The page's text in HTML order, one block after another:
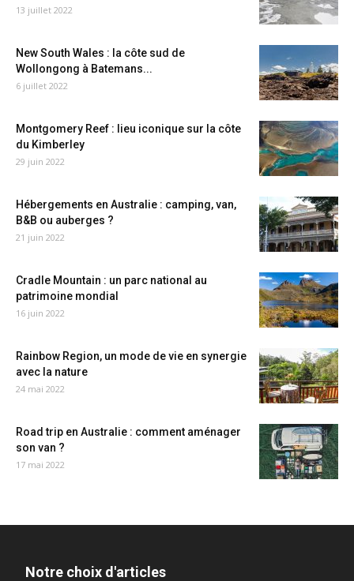
13 juillet 2022
New South Wales : la côte sud de
Wollongong à Batemans...
6 juillet 2022
Montgomery Reef : lieu iconique sur la côte
du Kimberley
29 juin 2022
Hébergements en Australie : camping, van,
B&B ou auberges ?
21 juin 2022
Cradle Mountain : un parc national au
patrimoine mondial
16 juin 2022
Rainbow Region, un mode de vie en synergie
avec la nature
24 mai 2022
Road trip en Australie : comment aménager
son van ?
17 mai 2022
Notre choix d'articles